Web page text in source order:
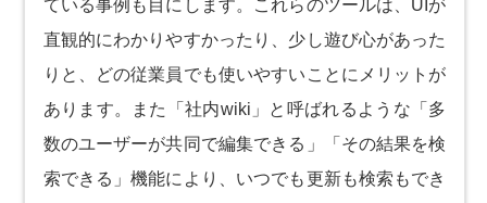
ている事例も目にします。これらのツールは、UIが
直観的にわかりやすかったり、少し遊び心があった
りと、どの従業員でも使いやすいことにメリットが
あります。また「社内wiki」と呼ばれるような「多
数のユーザーが共同で編集できる」「その結果を検
索できる」機能により、いつでも更新も検索もでき